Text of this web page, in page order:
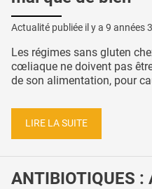
Actualité publiée il y a 9 années
Les régimes sans gluten
cœliaque ne doivent pas
de son alimentation, pour
LIRE LA SUITE
ANTIBIOTIQUES